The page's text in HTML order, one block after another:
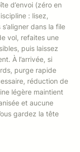
d’envoi (zéro en
: lisez,
dans la file
vol, refaites une
puis laissez
À l’arrivée, si
purge rapide
réduction de
légère maintient
et aucune
gardez la tête